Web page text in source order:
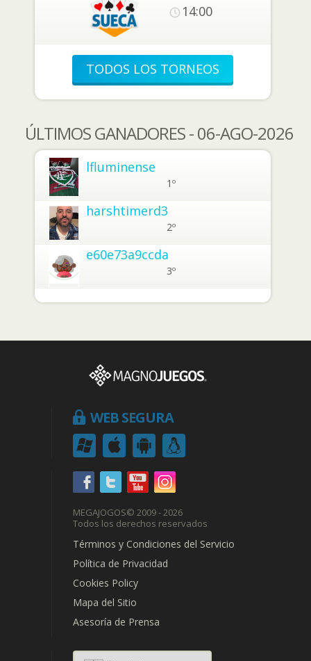
14:00
TODOS LOS TORNEOS
ÚLTIMOS GANADORES - 06-AGO-2026
lfluminense
1º
harshtimerd3
2º
e60e73a9ccda
3º
WEB SEGURA
MEGAJOGOS© 2009 - 2026
Todos los derechos reservados
Términos y Condiciones del Servicio
Política de Privacidad
Cookies Policy
Mapa del Sitio
Asesoría de Prensa